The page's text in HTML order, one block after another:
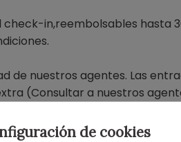
in,reembolsables hasta
de nuestros agentes. Las
(Consultar a nuestros
a nuestrosagentes).
de cookies